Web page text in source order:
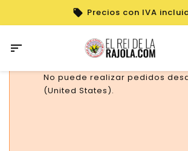
Precios con IVA

No puede realizar pedidos
(United States).